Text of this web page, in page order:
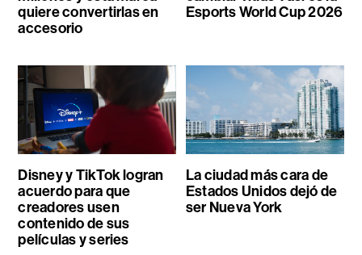
quiere convertirlas en
accesorio
Esports World Cup 2026
Disney y TikTok logran
acuerdo para que
creadores usen
contenido de sus
películas y series
La ciudad más cara de
Estados Unidos dejó de
ser Nueva York